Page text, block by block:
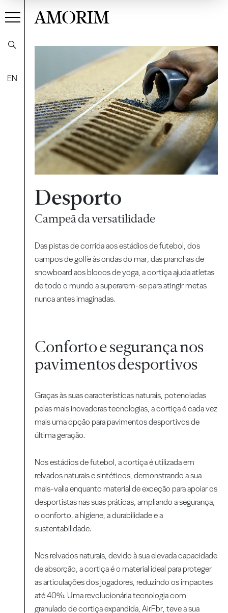
EN
AMORIM
Desporto
Campeã da versatilidade
Das pistas de corrida aos estádios de futebol, dos
campos de golfe às ondas do mar, das pranchas de
snowboard aos blocos de yoga, a cortiça ajuda atletas
de todo o mundo a superarem-se para atingir metas
nunca antes imaginadas.
Conforto e segurança nos
pavimentos desportivos
Graças às suas características naturais, potenciadas
pelas mais inovadoras tecnologias, a cortiça é cada vez
mais uma opção para pavimentos desportivos de
última geração.
Nos estádios de futebol, a cortiça é utilizada em
relvados naturais e sintéticos, demonstrando a sua
mais-valia enquanto material de exceção para apoiar os
desportistas nas suas práticas, ampliando a segurança,
o conforto, a higiene, a durabilidade e a
sustentabilidade.
Nos relvados naturais, devido à sua elevada capacidade
de absorção, a cortiça é o material ideal para proteger
as articulações dos jogadores, reduzindo os impactes
até 40%. Uma revolucionária tecnologia com
granulado de cortiça expandida, AirFbr, teve a sua